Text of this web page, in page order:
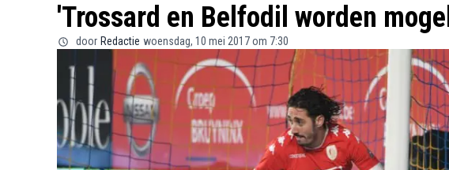
'Trossard en Belfodil worden
door Redactie woensdag, 10 mei 2017 om 7:30